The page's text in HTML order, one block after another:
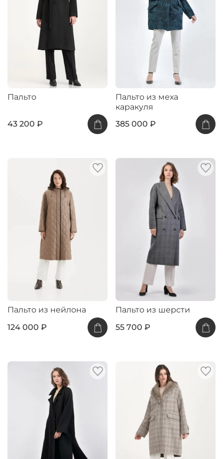
Пальто
43 200 ₽
Пальто из меха
каракуля
385 000 ₽
Пальто из нейлона
124 000 ₽
Пальто из шерсти
55 700 ₽